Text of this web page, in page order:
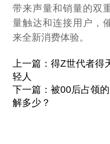
带来声量和销量的双
量触达和连接用户，
来全新消费体验。
上一篇：得Z世代者
轻人
下一篇：被00后占领
解多少？